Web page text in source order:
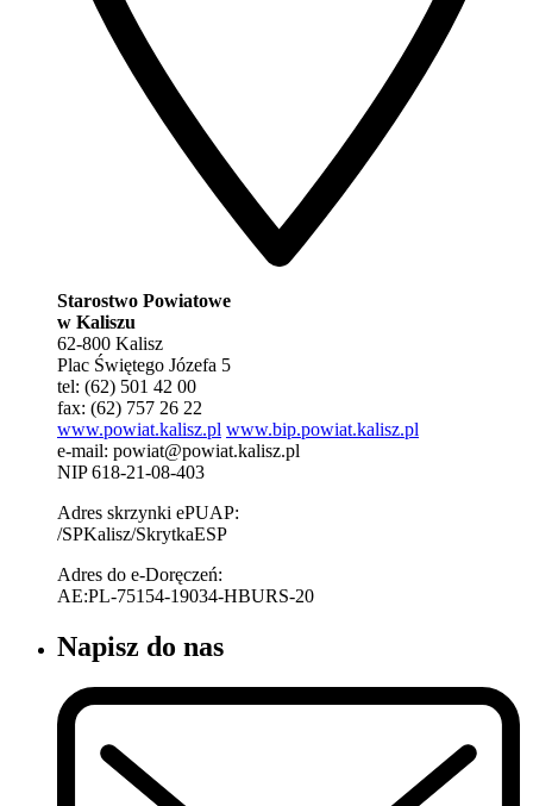
Starostwo Powiatowe
w Kaliszu
62-800 Kalisz
Plac Świętego Józefa 5
tel: (62) 501 42 00
fax: (62) 757 26 22
www.powiat.kalisz.pl www.bip.powiat.kalisz.pl
e-mail: powiat@powiat.kalisz.pl
NIP 618-21-08-403
Adres skrzynki ePUAP:
/SPKalisz/SkrytkaESP
Adres do e-Doręczeń:
AE:PL-75154-19034-HBURS-20
Napisz do nas